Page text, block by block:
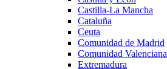
Castilla-La Mancha
Cataluña
Ceuta
Comunidad de Madrid
Comunidad Valenciana
Extremadura